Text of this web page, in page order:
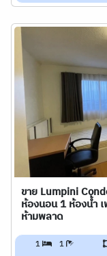
ขาย Lumpini
ห้องนอน 1 ห้องน้ำ
ห้ามพลาด
1 1